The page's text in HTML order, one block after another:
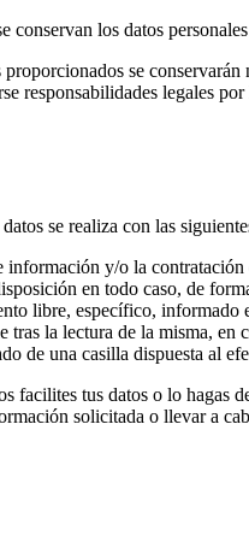
conservan los datos
proporcionados se
responsabilidades legales
se realiza con las
información y/o la
en todo caso, de
libre, específico, informado
tras la lectura de la misma, en
de una casilla dispuesta al
facilites tus datos o lo hagas
solicitada o llevar a